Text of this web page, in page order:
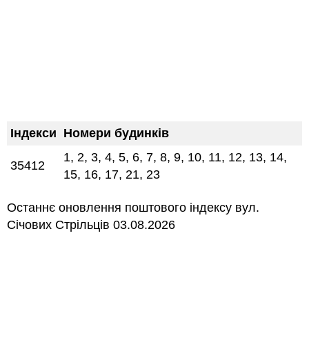
Індекси Номери будинків
35412
1, 2, 3, 4, 5, 6, 7, 8, 9, 10, 11, 12, 13, 14,
15, 16, 17, 21, 23
Останнє оновлення поштового індексу вул.
Січових Стрільців 03.08.2026